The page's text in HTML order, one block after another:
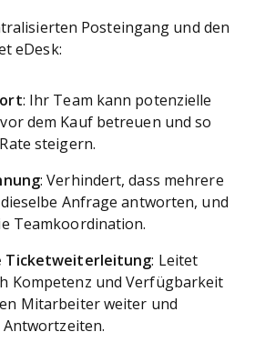
Posteingang und den
eDesk:
: Ihr Team kann potenzielle
dem Kauf betreuen und so
steigern.
: Verhindert, dass mehrere
Anfrage antworten, und
Teamkoordination.
Ticketweiterleitung: Leitet
Kompetenz und Verfügbarkeit
Mitarbeiter weiter und